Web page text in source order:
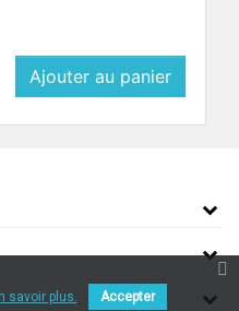
Ajouter au panier
savoir plus. Accepter